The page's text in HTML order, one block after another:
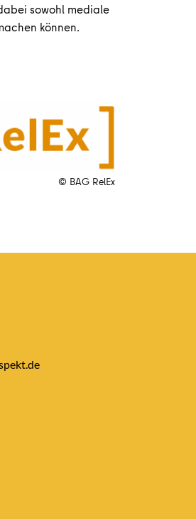
sowohl mediale
können.
© BAG RelEx